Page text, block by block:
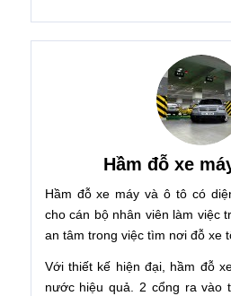
Hầm đỗ xe
Hầm đỗ xe máy và ô tô có
cho cán bộ nhân viên làm việc
an tâm trong việc tìm nơi đỗ xe
Với thiết kế hiện đại, hầm đỗ
nước hiệu quả. 2 cổng ra vào